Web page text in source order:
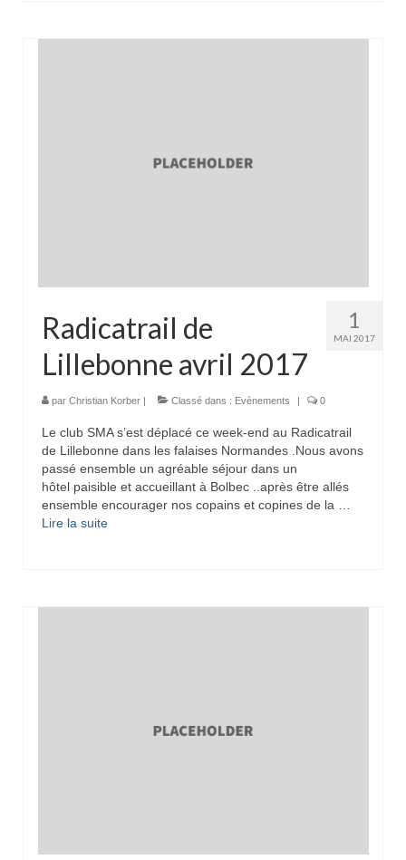
1
MAI 2017
Radicatrail de
Lillebonne avril 2017
par Christian Korber | Classé dans : Evènements | 0
Le club SMA s’est déplacé ce week-end au Radicatrail
de Lillebonne dans les falaises Normandes .Nous avons
passé ensemble un agréable séjour dans un
hôtel paisible et accueillant à Bolbec ..après être allés
ensemble encourager nos copains et copines de la …
Lire la suite­­